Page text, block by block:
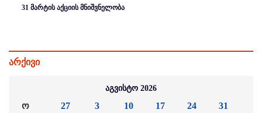
31 მარტის აქციის მნიშვნელობა
არქივი
აგვისტო 2026
ო 27 3 10 17 24 31